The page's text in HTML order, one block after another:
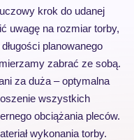
krok do udanej
uwagę na rozmiar torby,
planowanego
zabrać ze sobą.
za duża – optymalna
wszystkich
obciążania pleców.
wykonania torby.